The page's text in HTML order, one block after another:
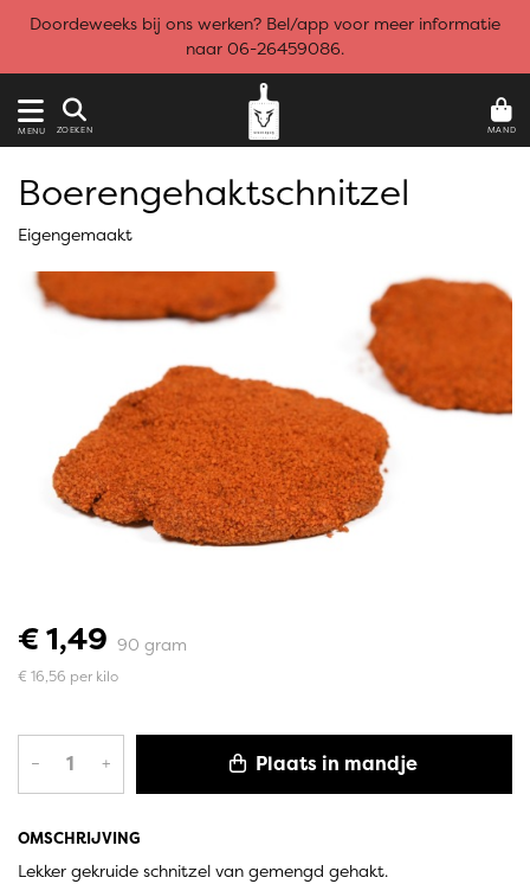
Doordeweeks bij ons werken? Bel/app voor meer informatie
naar 06-26459086.
MENU ZOEKEN MAND
OMSCHRIJVING
Lekker gekruide schnitzel van gemengd gehakt.
Boerengehaktschnitzel
Eigengemaakt
€ 1,49 90 gram
€ 16,56 per kilo
– + Plaats in mandje